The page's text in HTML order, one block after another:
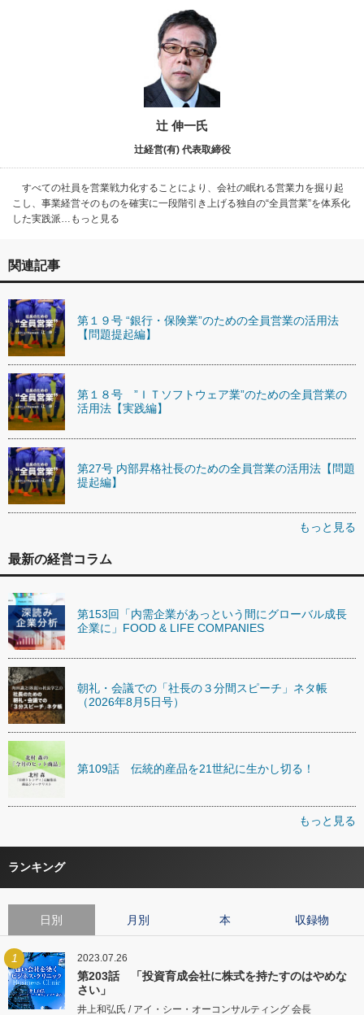
辻 伸一氏
辻経営(有) 代表取締役
すべての社員を営業戦力化することにより、会社の眠れる営業力を掘り起
こし、事業経営そのものを確実に一段階引き上げる独自の“全員営業”を体系化
した実践派…もっと見る
関連記事
第１９号 “銀行・保険業”のための全員営業の活用法
【問題提起編】
第１８号 ”ＩＴソフトウェア業”のための全員営業の
活用法【実践編】
第27号 内部昇格社長のための全員営業の活用法【問題
提起編】
もっと見る
最新の経営コラム
第153回「内需企業があっという間にグローバル成長
企業に」FOOD & LIFE COMPANIES
朝礼・会議での「社長の３分間スピーチ」ネタ帳
（2026年8月5日号）
第109話 伝統的産品を21世紀に生かし切る！
もっと見る
ランキング
日別 月別 本 収録物
1 2023.07.26
第203話 「投資育成会社に株式を持たすのはやめな
さい」
井上和弘氏 / アイ・シー・オーコンサルティング 会長